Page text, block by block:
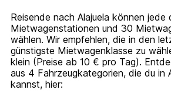
Reisende nach Alajuela können jede
Mietwagenstationen und 30
wählen. Wir empfehlen, die in den
günstigste Mietwagenklasse zu
klein (Preise ab 10 € pro Tag).
aus 4 Fahrzeugkategorien, die du in
kannst, hier: